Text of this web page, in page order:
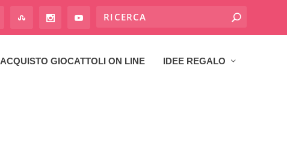
ACQUISTO GIOCATTOLI ON LINE IDEE REGALO